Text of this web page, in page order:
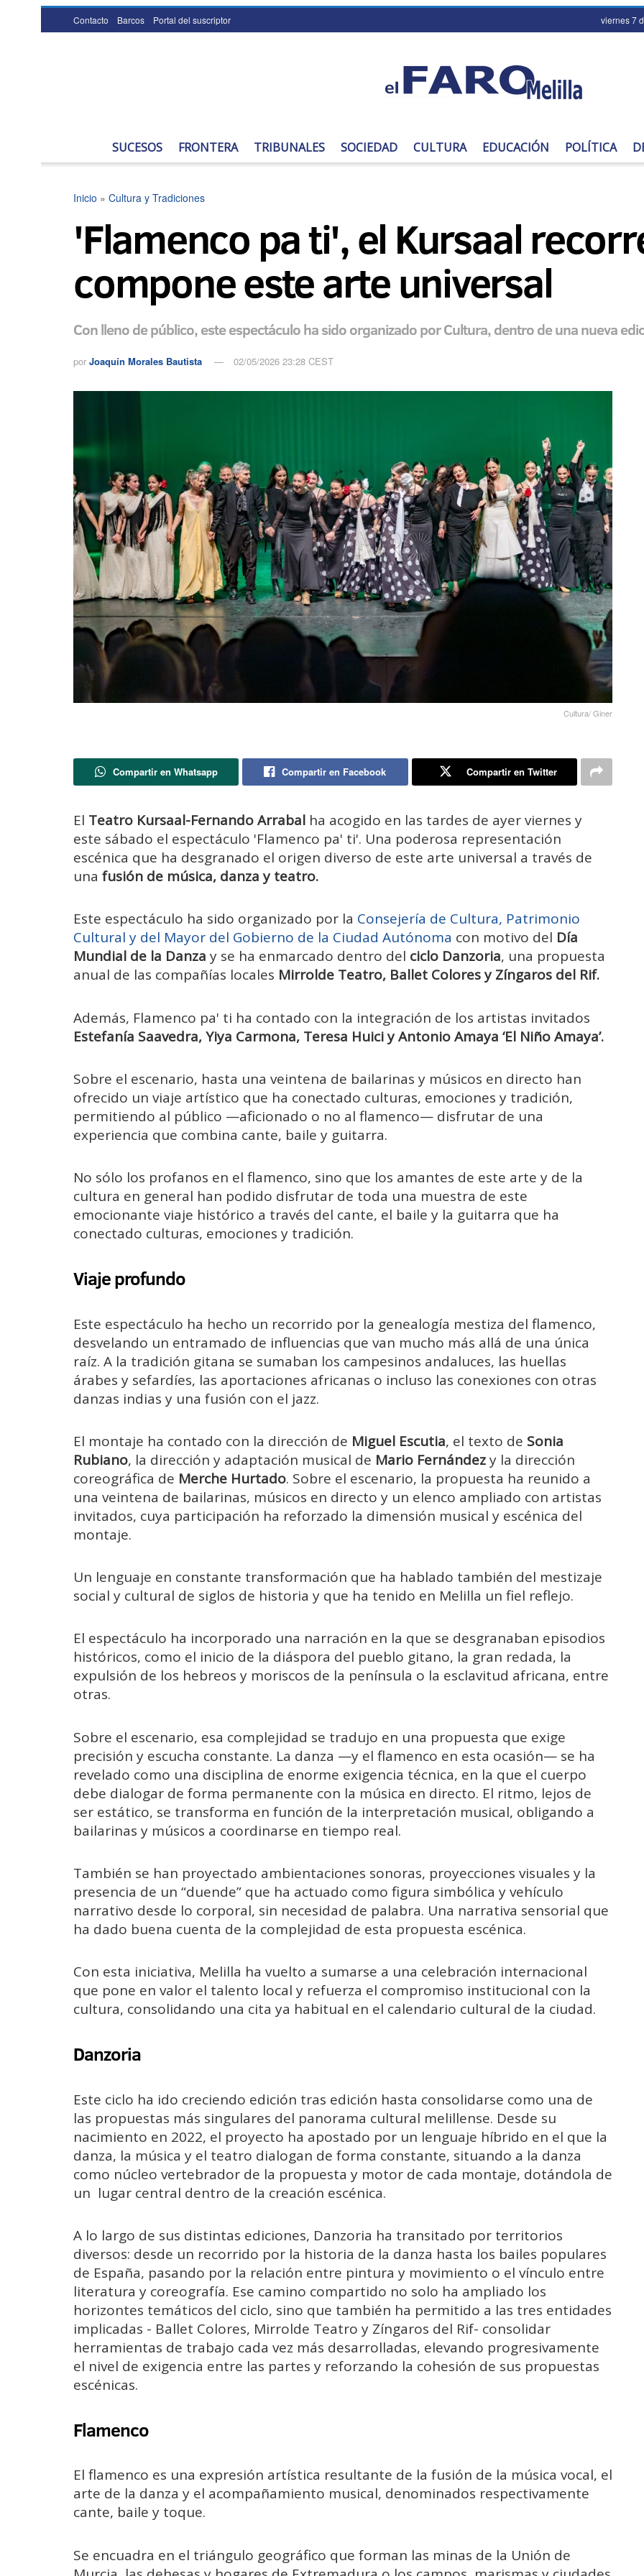
Contacto Barcos Portal del suscriptor viernes 7
SUCESOS FRONTERA TRIBUNALES SOCIEDAD CULTURA EDUCACIÓN POLÍTICA
Inicio » Cultura y Tradiciones
'Flamenco pa ti', el Kursaal
compone este arte universal
Con lleno de público, este espectáculo ha sido organizado por Cultura, dentro de una nueva
por Joaquín Morales Bautista 02/05/2026 23:28 CEST
Cultura/ Giner
Compartir en Whatsapp Compartir en Facebook Compartir en Twitter
El Teatro Kursaal-Fernando Arrabal ha acogido en las tardes de ayer viernes y
este sábado el espectáculo 'Flamenco pa' ti'. Una poderosa representación
escénica que ha desgranado el origen diverso de este arte universal a través de
una fusión de música, danza y teatro.
Este espectáculo ha sido organizado por la Consejería de Cultura, Patrimonio
Cultural y del Mayor del Gobierno de la Ciudad Autónoma con motivo del Día
Mundial de la Danza y se ha enmarcado dentro del ciclo Danzoria, una propuesta
anual de las compañías locales Mirrolde Teatro, Ballet Colores y Zíngaros del Rif.
Además, Flamenco pa' ti ha contado con la integración de los artistas invitados
Estefanía Saavedra, Yiya Carmona, Teresa Huici y Antonio Amaya ‘El Niño Amaya’.
Sobre el escenario, hasta una veintena de bailarinas y músicos en directo han
ofrecido un viaje artístico que ha conectado culturas, emociones y tradición,
permitiendo al público —aficionado o no al flamenco— disfrutar de una
experiencia que combina cante, baile y guitarra.
No sólo los profanos en el flamenco, sino que los amantes de este arte y de la
cultura en general han podido disfrutar de toda una muestra de este
emocionante viaje histórico a través del cante, el baile y la guitarra que ha
conectado culturas, emociones y tradición.
Viaje profundo
Este espectáculo ha hecho un recorrido por la genealogía mestiza del flamenco,
desvelando un entramado de influencias que van mucho más allá de una única
raíz. A la tradición gitana se sumaban los campesinos andaluces, las huellas
árabes y sefardíes, las aportaciones africanas o incluso las conexiones con otras
danzas indias y una fusión con el jazz.
El montaje ha contado con la dirección de Miguel Escutia, el texto de Sonia
Rubiano, la dirección y adaptación musical de Mario Fernándezy la dirección
coreográfica de Merche Hurtado. Sobre el escenario, la propuesta ha reunido a
una veintena de bailarinas, músicos en directo y un elenco ampliado con artistas
invitados, cuya participación ha reforzado la dimensión musical y escénica del
montaje.
Un lenguaje en constante transformación que ha hablado también del mestizaje
social y cultural de siglos de historia y que ha tenido en Melilla un fiel reflejo.
El espectáculo ha incorporado una narración en la que se desgranaban episodios
históricos, como el inicio de la diáspora del pueblo gitano, la gran redada, la
expulsión de los hebreos y moriscos de la península o la esclavitud africana, entre
otras.
Sobre el escenario, esa complejidad se tradujo en una propuesta que exige
precisión y escucha constante. La danza —y el flamenco en esta ocasión— se ha
revelado como una disciplina de enorme exigencia técnica, en la que el cuerpo
debe dialogar de forma permanente con la música en directo. El ritmo, lejos de
ser estático, se transforma en función de la interpretación musical, obligando a
bailarinas y músicos a coordinarse en tiempo real.
También se han proyectado ambientaciones sonoras, proyecciones visuales y la
presencia de un “duende” que ha actuado como figura simbólica y vehículo
narrativo desde lo corporal, sin necesidad de palabra. Una narrativa sensorial que
ha dado buena cuenta de la complejidad de esta propuesta escénica.
Con esta iniciativa, Melilla ha vuelto a sumarse a una celebración internacional
que pone en valor el talento local y refuerza el compromiso institucional con la
cultura, consolidando una cita ya habitual en el calendario cultural de la ciudad.
Danzoria
Este ciclo ha ido creciendo edición tras edición hasta consolidarse como una de
las propuestas más singulares del panorama cultural melillense. Desde su
nacimiento en 2022, el proyecto ha apostado por un lenguaje híbrido en el que la
danza, la música y el teatro dialogan de forma constante, situando a la danza
como núcleo vertebrador de la propuesta y motor de cada montaje, dotándola de
un lugar central dentro de la creación escénica.
A lo largo de sus distintas ediciones, Danzoria ha transitado por territorios
diversos: desde un recorrido por la historia de la danza hasta los bailes populares
de España, pasando por la relación entre pintura y movimiento o el vínculo entre
literatura y coreografía. Ese camino compartido no solo ha ampliado los
horizontes temáticos del ciclo, sino que también ha permitido a las tres entidades
implicadas - Ballet Colores, Mirrolde Teatro y Zíngaros del Rif- consolidar
herramientas de trabajo cada vez más desarrolladas, elevando progresivamente
el nivel de exigencia entre las partes y reforzando la cohesión de sus propuestas
escénicas.
Flamenco
El flamenco es una expresión artística resultante de la fusión de la música vocal, el
arte de la danza y el acompañamiento musical, denominados respectivamente
cante, baile y toque.
Se encuadra en el triángulo geográfico que forman las minas de la Unión de